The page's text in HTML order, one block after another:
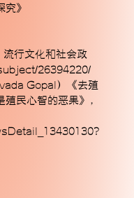
》
行文化和社会政
26394220/
Gopal）《去殖
民心智的恶果》，